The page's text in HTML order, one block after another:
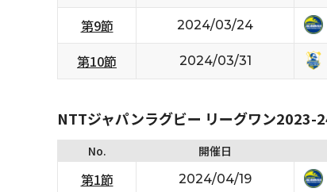
第9節 2024/03/24
第10節 2024/03/31
NTTジャパンラグビー リーグワン
No. 開催日
第1節 2024/04/19